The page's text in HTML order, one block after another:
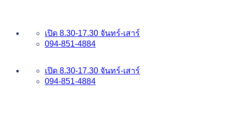
เปิด 8.30-17.30 จันทร์-เสาร์
094-851-4884
เปิด 8.30-17.30 จันทร์-เสาร์
094-851-4884